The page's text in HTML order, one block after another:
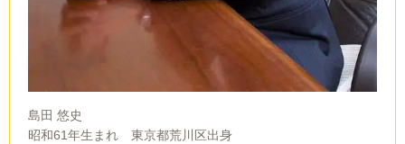
島田 悠史
昭和61年生まれ 東京都荒川区出身